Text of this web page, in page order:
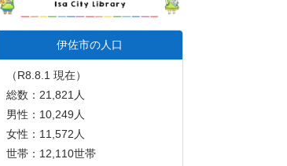
伊佐市の人口
（R8.8.1 現在）
総数：21,821人
男性：10,249人
女性：11,572人
世帯：12,110世帯